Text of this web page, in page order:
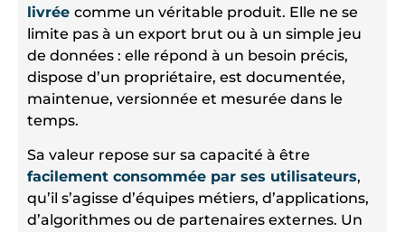
livrée comme un véritable produit. Elle ne se
limite pas à un export brut ou à un simple jeu
de données : elle répond à un besoin précis,
dispose d’un propriétaire, est documentée,
maintenue, versionnée et mesurée dans le
temps.
Sa valeur repose sur sa capacité à être
facilement consommée par ses utilisateurs,
qu’il s’agisse d’équipes métiers, d’applications,
d’algorithmes ou de partenaires externes. Un